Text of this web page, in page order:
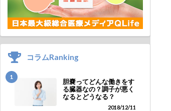
コラムRanking
1
胆嚢ってどんな働きをす
る臓器なの？調子が悪く
なるとどうなる？
2018/12/11